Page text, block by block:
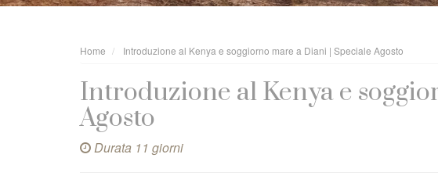
Home Introduzione al Kenya e soggiorno mare a Diani | Speciale Agosto
Introduzione al Kenya e
Agosto
Durata 11 giorni